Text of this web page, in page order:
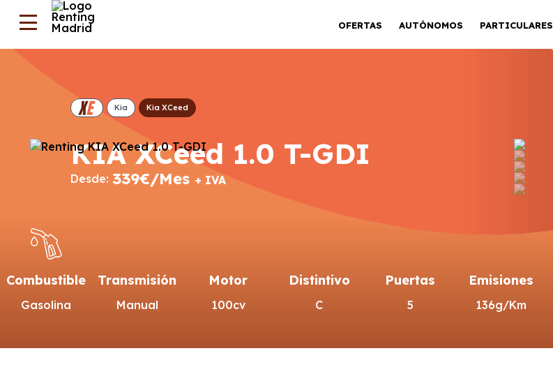
OFERTAS AUTÓNOMOS PARTICULARES
Kia Kia XCeed
KIA XCeed 1.0 T-GDI
Desde: 339€/Mes + IVA
Combustible
Gasolina
Transmisión
Manual
Motor
100cv
Distintivo
C
Puertas
5
Emisiones
136g/Km